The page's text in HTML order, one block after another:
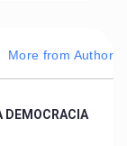
More from Author
DEMOCRACIA